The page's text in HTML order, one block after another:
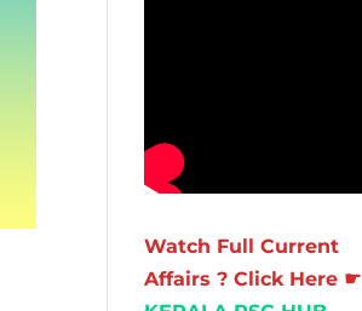
Watch Full Current
Affairs ? Click Here ☛